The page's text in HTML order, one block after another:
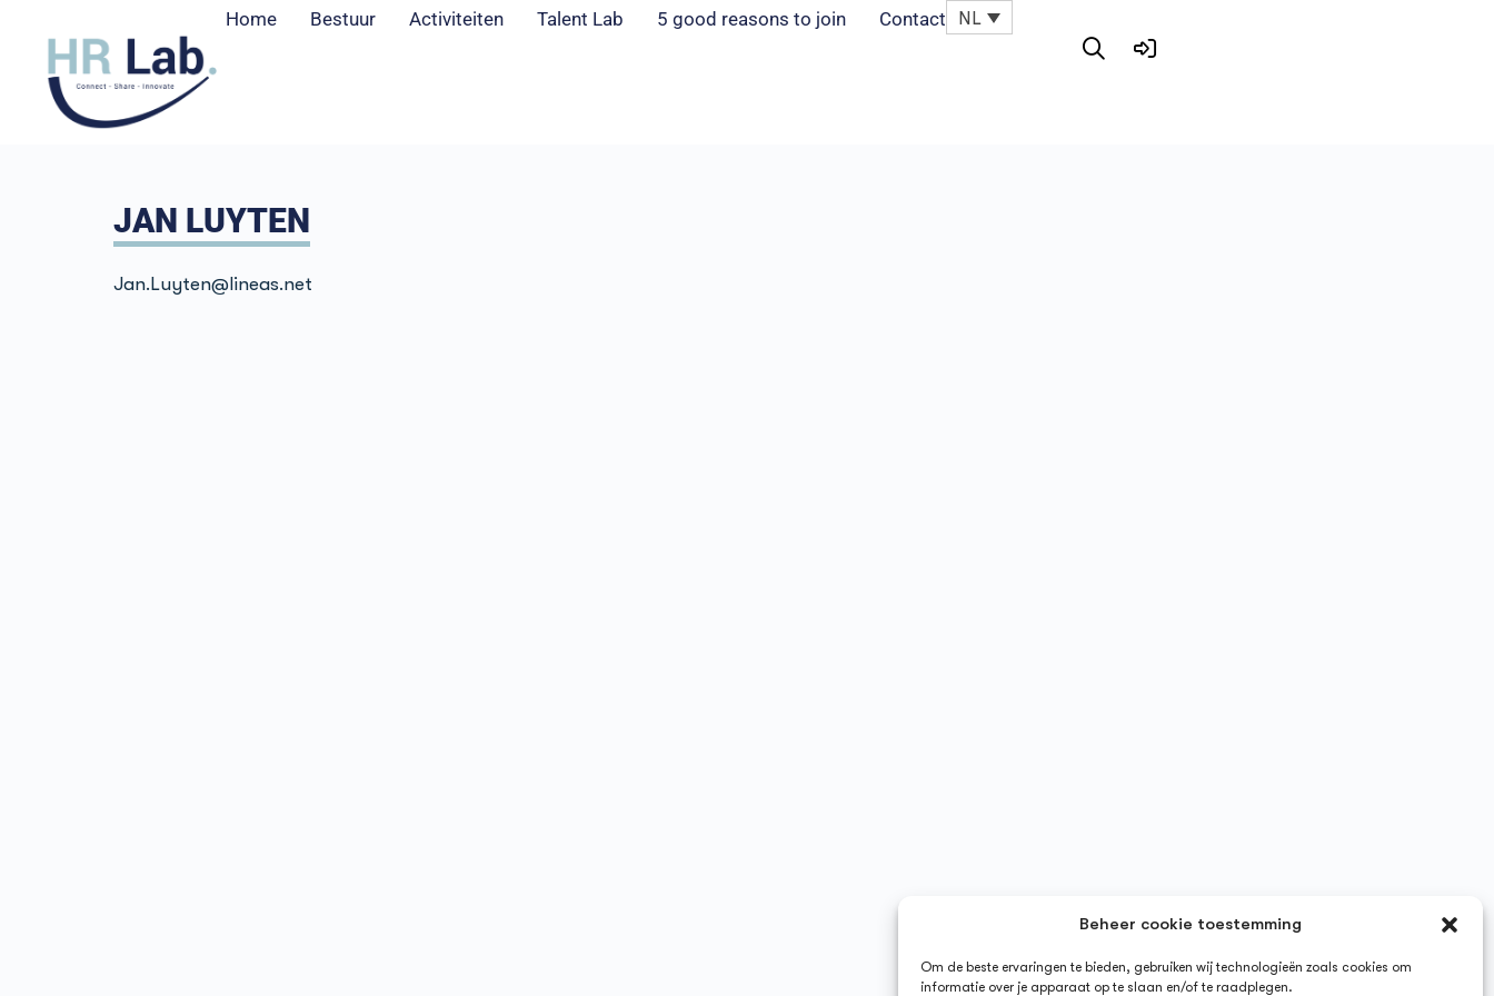
Beheer cookie toestemming
Om de beste ervaringen te bieden, gebruiken wij technologieën zoals cookies om
informatie over je apparaat op te slaan en/of te raadplegen.
Home Bestuur Activiteiten Talent Lab 5 good reasons to join Contact NL
JAN LUYTEN
Jan.Luyten@lineas.net